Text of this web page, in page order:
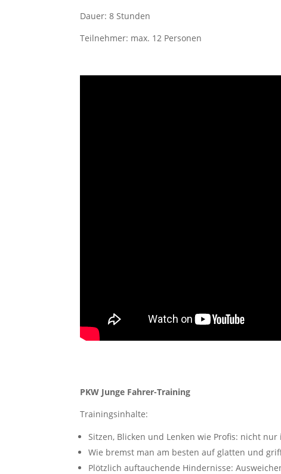
Dauer: 8 Stunden
Teilnehmer: max. 12 Personen
PKW Junge Fahrer-Training
Trainingsinhalte:
Sitzen, Blicken und Lenken wie Profis: nicht nur
Wie bremst man am besten auf glatten und
Plötzlich auftauchende Hindernisse: